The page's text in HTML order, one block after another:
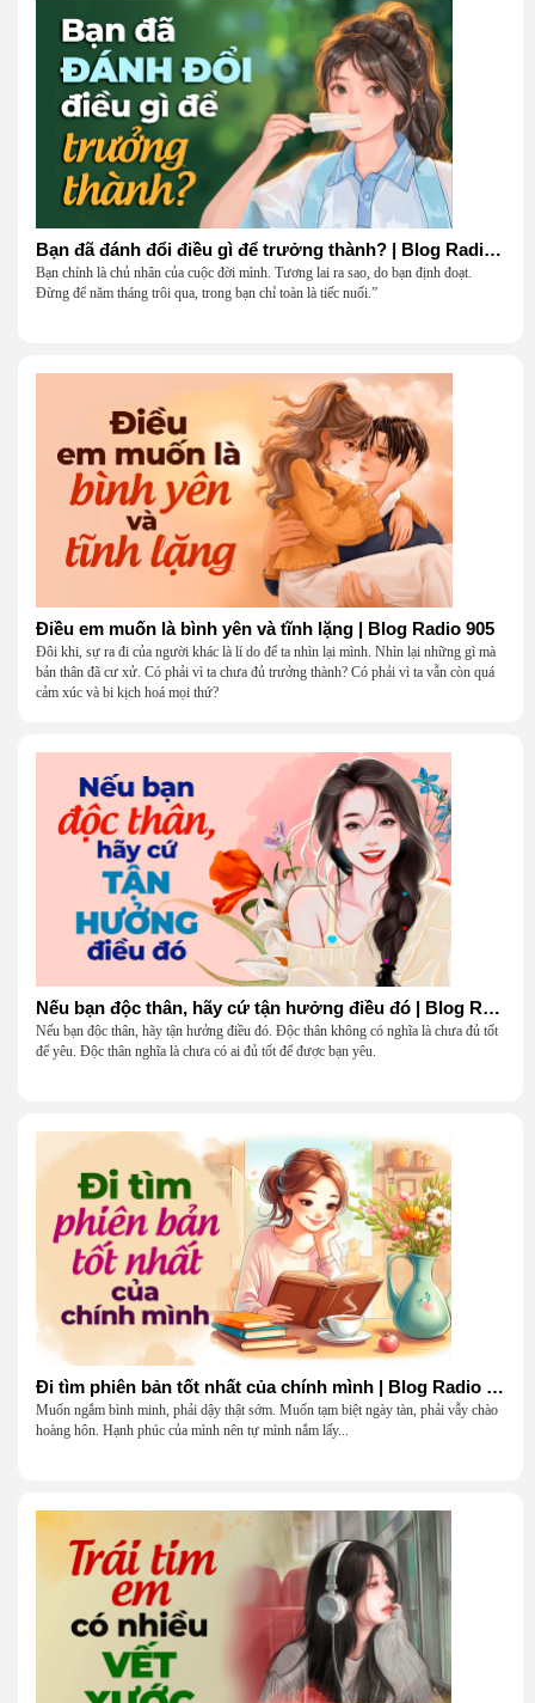
Bạn đã đánh đổi điều gì để trưởng thành? | Blog Radio 906
Bạn chính là chủ nhân của cuộc đời mình. Tương lai ra sao, do bạn định đoạt.
Đừng để năm tháng trôi qua, trong bạn chỉ toàn là tiếc nuối.”
Điều em muốn là bình yên và tĩnh lặng | Blog Radio 905
Đôi khi, sự ra đi của người khác là lí do để ta nhìn lại mình. Nhìn lại những gì mà
bản thân đã cư xử. Có phải vì ta chưa đủ trưởng thành? Có phải vì ta vẫn còn quá
cảm xúc và bi kịch hoá mọi thứ?
Nếu bạn độc thân, hãy cứ tận hưởng điều đó | Blog Radio 904
Nếu bạn độc thân, hãy tận hưởng điều đó. Độc thân không có nghĩa là chưa đủ tốt
để yêu. Độc thân nghĩa là chưa có ai đủ tốt để được bạn yêu.
Đi tìm phiên bản tốt nhất của chính mình | Blog Radio 903
Muốn ngắm bình minh, phải dậy thật sớm. Muốn tạm biệt ngày tàn, phải vẫy chào
hoàng hôn. Hạnh phúc của mình nên tự mình nắm lấy...